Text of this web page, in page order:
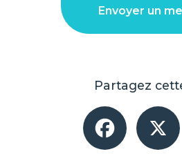
Envoyer un
Partagez
Facebook